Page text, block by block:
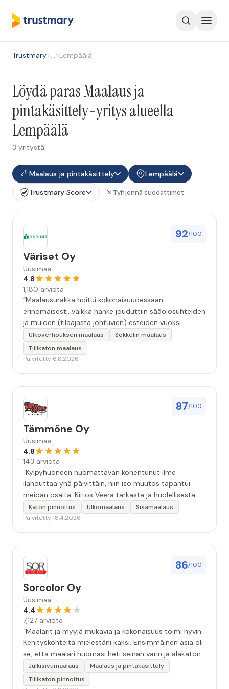
Trustmary>…>Lempäälä
Löydä paras Maalaus ja
pintakäsittely-yritys alueella
Lempäälä
3 yritystä
Maalaus ja pintakäsittely
Lempäälä
Trustmary Score
Tyhjennä suodattimet
92/100
Väriset Oy
Uusimaa
4.8
1,180 arviota
“Maalausurakka hoitui kokonaisuudessaan
erinomaisesti, vaikka hanke jouduttiin sääolosuhteiden
ja muiden (tilaajasta johtuvien) esteiden vuoksi
keskeyttämään n. 3 viikoksi. Maalaistulos on oikein
hyvä, yhteydenpito erinomaista, jälkityöt tehtiin
huolellisesti. Suosittelen. Erityiskiitos itse maalareille:
Ulkoverhouksen maalaus
Sokkelin maalaus
Tiilikaton maalaus
Päivitetty 6.8.2026
87/100
Tämmöne Oy
Uusimaa
4.8
143 arviota
“Kylpyhuoneen huomattavan kohentunut ilme
ilahduttaa yhä päivittäin, niin iso muutos tapahtui
meidän osalta. Kiitos Veera tarkasta ja huolellisesta
työstä, sekä ystävällisestä palvelusta!”
Katon pinnoitus Ulkomaalaus
Sisämaalaus
Päivitetty 18.4.2026
86/100
Sorcolor Oy
Uusimaa
4.4
7,127 arviota
“Maalarit ja myyjä mukavia ja kokonaisuus toimi hyvin.
Kehityskohteita mielestäni kaksi. Ensimmäinen asia oli
se, että maalari huomasi heti seinän värin ja alakaton
värin erot mitä en huomannut. Hyvä toki että siinä
kohtaa huomattu mutta toki optimaalisessa
Julkisivumaalaus
Maalaus ja pintakäsittely
Tiilikaton pinnoitus